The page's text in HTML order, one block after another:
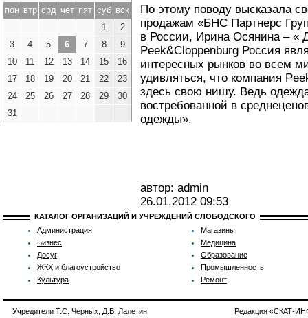
пон втр срд чет пят суб вск
1
2
3
4 5 6 7 8
9
10
11 12 13 14 15
16
17
18 19 20 21 22
23
24
25 26 27 28 29
30
31
По этому поводу высказала
продажам «БНС Партнерс
в России, Ирина Осянина – «
Peek&Cloppenburg Россия
интересных рынков во всем
удивляться, что компания
здесь свою нишу. Ведь
востребованной в
одежды».
автор: admin
26.01.2012 09:53
КАТАЛОГ ОРГАНИЗАЦИЙ И УЧРЕЖДЕНИЙ СЛОБОДСКОГО
Администрация
Бизнес
Досуг
ЖКХ и благоустройство
Культура
Магазины
Медицина
Образование
Промышленность
Ремонт
Учредители Т.С. Черных, Д.В. Лалетин Редакция «СКАТ-